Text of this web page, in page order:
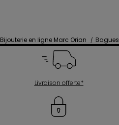
Bijouterie en ligne Marc Orian Bagues
Livraison offerte*